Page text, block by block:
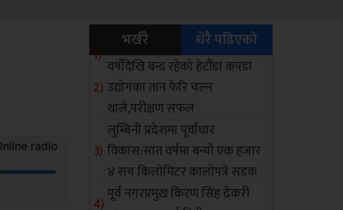
भर्खरै धेरै पढिएको
वर्षौंदेखि बन्द रहेको हेटौंडा कपडा
उद्योगका तान फेरि चल्न
थाले,परीक्षण सफल
लुम्बिनी प्रदेशमा पूर्वाधार
विकास:सात वर्षमा बन्यो एक हजार
४ सय किलोमिटर कालोपत्रे सडक
पूर्व नगरप्रमुख किरण सिंह ढेकरी